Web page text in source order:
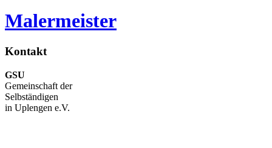
Malermeister
Kontakt
GSU
Gemeinschaft der
Selbständigen
in Uplengen e.V.